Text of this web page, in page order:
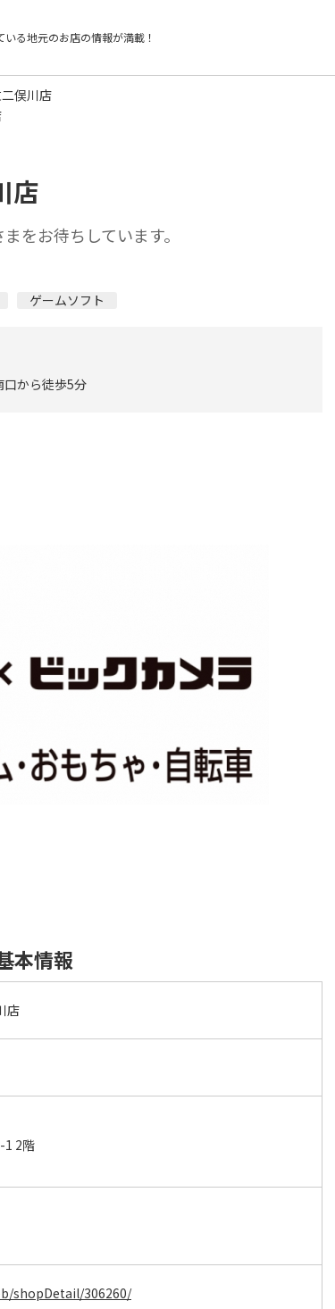
いる地元のお店の情報が満載！
俣川店
店
をお待ちしています。
ゲームソフト
口から徒歩5分
本情報
店
1 2階
shopDetail/306260/